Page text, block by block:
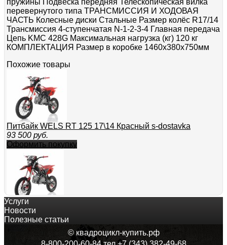
перевернутого типа ТРАНСМИССИЯ И ХОДОВАЯ
ЧАСТЬ Колесные диски Стальные Размер колёс R17/14
Трансмиссия 4-ступенчатая N-1-2-3-4 Главная передача
Цепь KMC 428G Максимальная нагрузка (кг) 120 кг
КОМПЛЕКТАЦИЯ Размер в коробке 1460х380х750мм
Похожие товары
Питбайк WELS RT 125 17\14 Красный s-dostavka
93 500 руб.
Оформить покупку
Питбайк WELS RT 125 17\14 П\А Красный s-dostavka
93 500 руб.
Оформить покупку
Услуги
Новости
Полезные статьи
© квадроцикл-купить.рф